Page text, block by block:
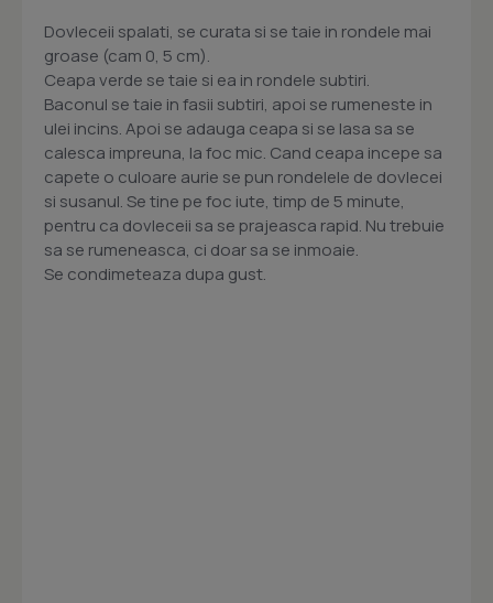
Dovleceii spalati, se curata si se taie in rondele mai
groase (cam 0, 5 cm).
Ceapa verde se taie si ea in rondele subtiri.
Baconul se taie in fasii subtiri, apoi se rumeneste in
ulei incins. Apoi se adauga ceapa si se lasa sa se
calesca impreuna, la foc mic. Cand ceapa incepe sa
capete o culoare aurie se pun rondelele de dovlecei
si susanul. Se tine pe foc iute, timp de 5 minute,
pentru ca dovleceii sa se prajeasca rapid. Nu trebuie
sa se rumeneasca, ci doar sa se inmoaie.
Se condimeteaza dupa gust.